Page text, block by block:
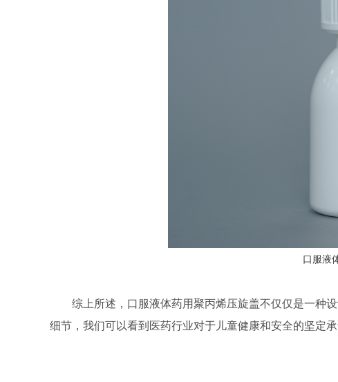
口服液
综上所述，口服液体药用聚丙烯压旋盖不仅仅是一种
细节，我们可以看到医药行业对于儿童健康和安全的坚定